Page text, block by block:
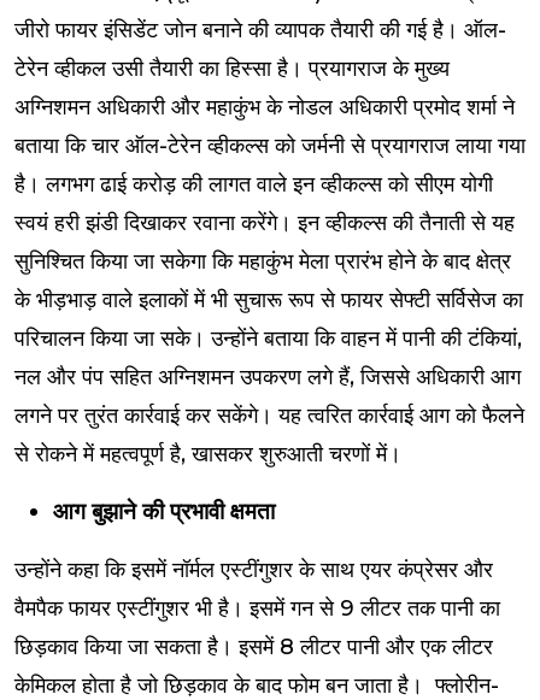
जीरो फायर इंसिडेंट जोन बनाने की व्यापक तैयारी की गई है। ऑल-
टेरेन व्हीकल उसी तैयारी का हिस्सा है। प्रयागराज के मुख्य
अग्निशमन अधिकारी और महाकुंभ के नोडल अधिकारी प्रमोद शर्मा ने
बताया कि चार ऑल-टेरेन व्हीकल्स को जर्मनी से प्रयागराज लाया गया
है। लगभग ढाई करोड़ की लागत वाले इन व्हीकल्स को सीएम योगी
स्वयं हरी झंडी दिखाकर रवाना करेंगे। इन व्हीकल्स की तैनाती से यह
सुनिश्चित किया जा सकेगा कि महाकुंभ मेला प्रारंभ होने के बाद क्षेत्र
के भीड़भाड़ वाले इलाकों में भी सुचारू रूप से फायर सेफ्टी सर्विसेज का
परिचालन किया जा सके। उन्होंने बताया कि वाहन में पानी की टंकियां,
नल और पंप सहित अग्निशमन उपकरण लगे हैं, जिससे अधिकारी आग
लगने पर तुरंत कार्रवाई कर सकेंगे। यह त्वरित कार्रवाई आग को फैलने
से रोकने में महत्वपूर्ण है, खासकर शुरुआती चरणों में।
आग बुझाने की प्रभावी क्षमता
उन्होंने कहा कि इसमें नॉर्मल एस्टींगुशर के साथ एयर कंप्रेसर और
वैमपैक फायर एस्टींगुशर भी है। इसमें गन से 9 लीटर तक पानी का
छिड़काव किया जा सकता है। इसमें 8 लीटर पानी और एक लीटर
केमिकल होता है जो छिड़काव के बाद फोम बन जाता है। फ्लोरीन-